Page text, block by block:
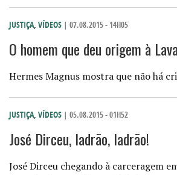
JUSTIÇA, VÍDEOS | 07.08.2015 - 14H05
O homem que deu origem à
Hermes Magnus mostra que não há
JUSTIÇA, VÍDEOS | 05.08.2015 - 01H52
José Dirceu, ladrão, ladrão!
José Dirceu chegando à carceragem